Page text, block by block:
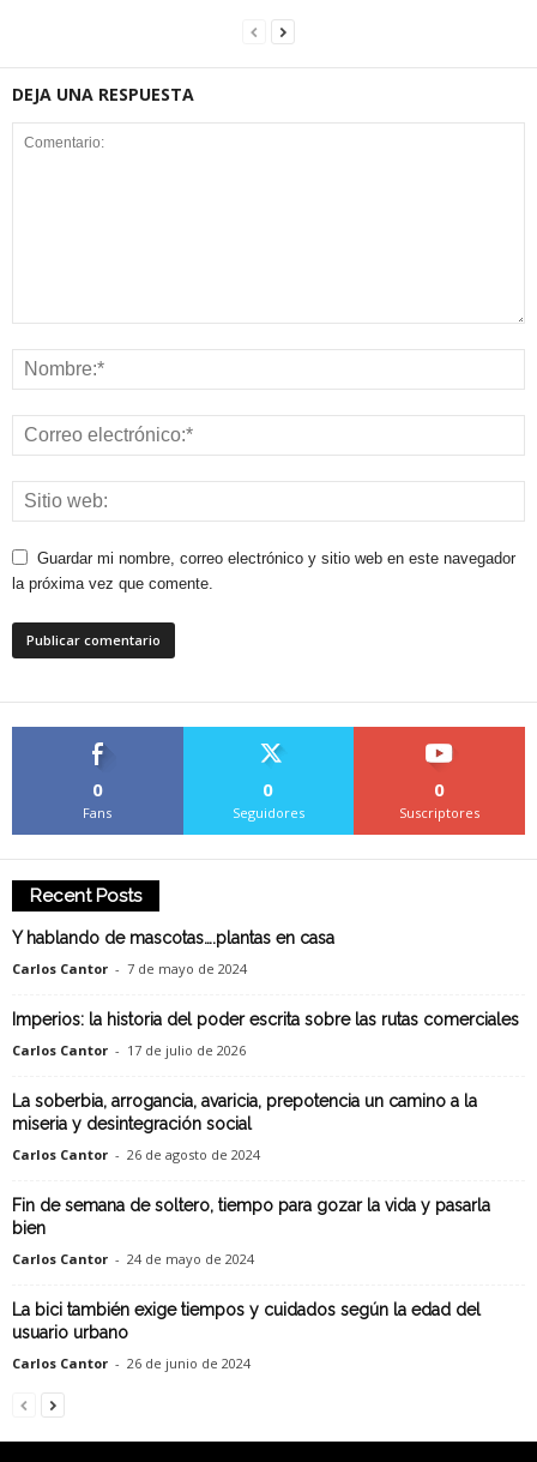
DEJA UNA RESPUESTA
Guardar mi nombre, correo electrónico y sitio web en este navegador
la próxima vez que comente.
0
Fans
0
Seguidores
0
Suscriptores
Recent Posts
Y hablando de mascotas….plantas en casa
Carlos Cantor - 7 de mayo de 2024
Imperios: la historia del poder escrita sobre las rutas comerciales
Carlos Cantor - 17 de julio de 2026
La soberbia, arrogancia, avaricia, prepotencia un camino a la
miseria y desintegración social
Carlos Cantor - 26 de agosto de 2024
Fin de semana de soltero, tiempo para gozar la vida y pasarla
bien
Carlos Cantor - 24 de mayo de 2024
La bici también exige tiempos y cuidados según la edad del
usuario urbano
Carlos Cantor - 26 de junio de 2024